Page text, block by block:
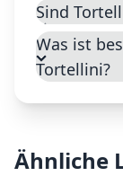
Sind
Was ist
Tortellini?
Ähnliche